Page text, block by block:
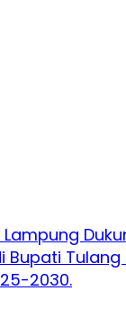
Lampung
Bupati Tulang
2030.